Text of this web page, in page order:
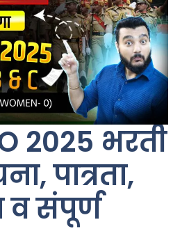
2025 भरती
पात्रता,
संपूर्ण